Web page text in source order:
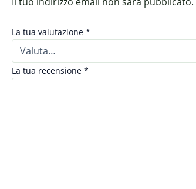
La tua valutazione *
La tua recensione *